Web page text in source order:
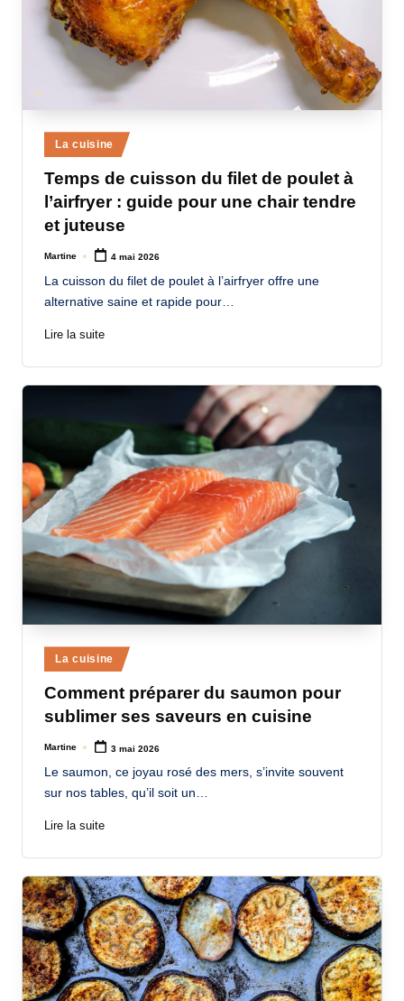
Posted
in
La cuisine
Temps de cuisson du filet de poulet à
l’airfryer : guide pour une chair tendre
et juteuse
Posted
Martine 4 mai 2026
La cuisson du filet de poulet à l’airfryer offre une
alternative saine et rapide pour…
Lire la suite
Posted
in
La cuisine
Comment préparer du saumon pour
sublimer ses saveurs en cuisine
Posted
Martine 3 mai 2026
Le saumon, ce joyau rosé des mers, s’invite souvent
sur nos tables, qu’il soit un…
Lire la suite